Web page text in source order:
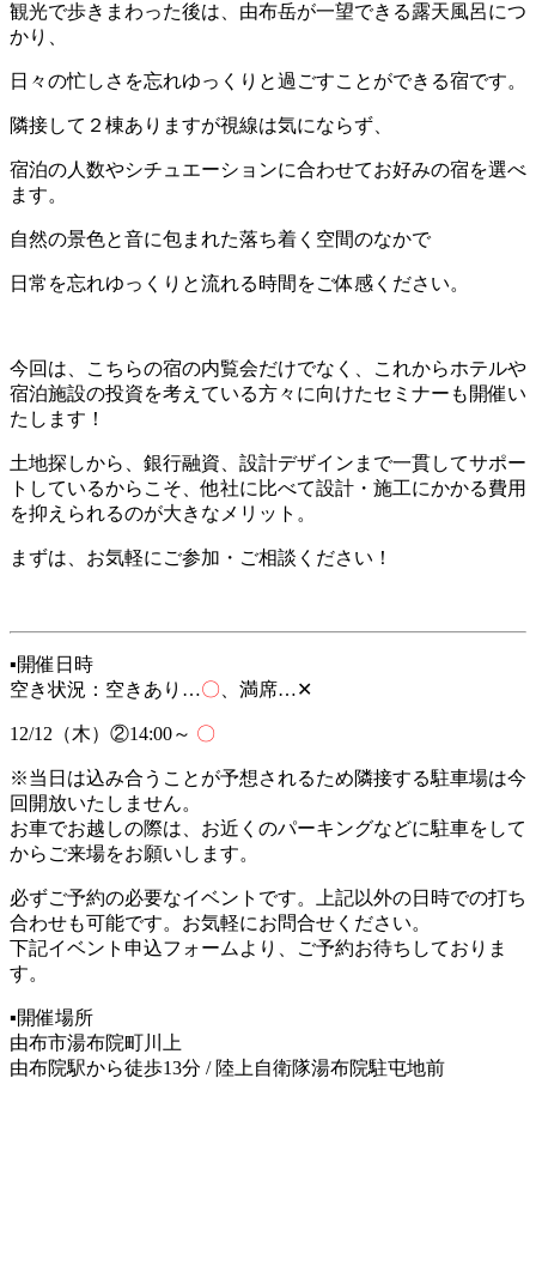
観光で歩きまわった後は、由布岳が一望できる露天風呂につ
かり、
日々の忙しさを忘れゆっくりと過ごすことができる宿です。
隣接して２棟ありますが視線は気にならず、
宿泊の人数やシチュエーションに合わせてお好みの宿を選べ
ます。
自然の景色と音に包まれた落ち着く空間のなかで
日常を忘れゆっくりと流れる時間をご体感ください。
今回は、こちらの宿の内覧会だけでなく、これからホテルや
宿泊施設の投資を考えている方々に向けたセミナーも開催い
たします！
土地探しから、銀行融資、設計デザインまで一貫してサポー
トしているからこそ、他社に比べて設計・施工にかかる費用
を抑えられるのが大きなメリット。
まずは、お気軽にご参加・ご相談ください！
▪開催日時
空き状況：空きあり…〇 、満席…✕
12/12（木）②14:00～ 〇
※当日は込み合うことが予想されるため隣接する駐車場は今
回開放いたしません。
お車でお越しの際は、お近くのパーキングなどに駐車をして
からご来場をお願いします。
必ずご予約の必要なイベントです。上記以外の日時での打ち
合わせも可能です。お気軽にお問合せください。
下記イベント申込フォームより、ご予約お待ちしておりま
す。
▪開催場所
由布市湯布院町川上
由布院駅から徒歩13分 / 陸上自衛隊湯布院駐屯地前